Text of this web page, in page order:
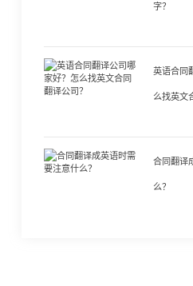
字？
英语合同
么找英文
合同翻译
么？